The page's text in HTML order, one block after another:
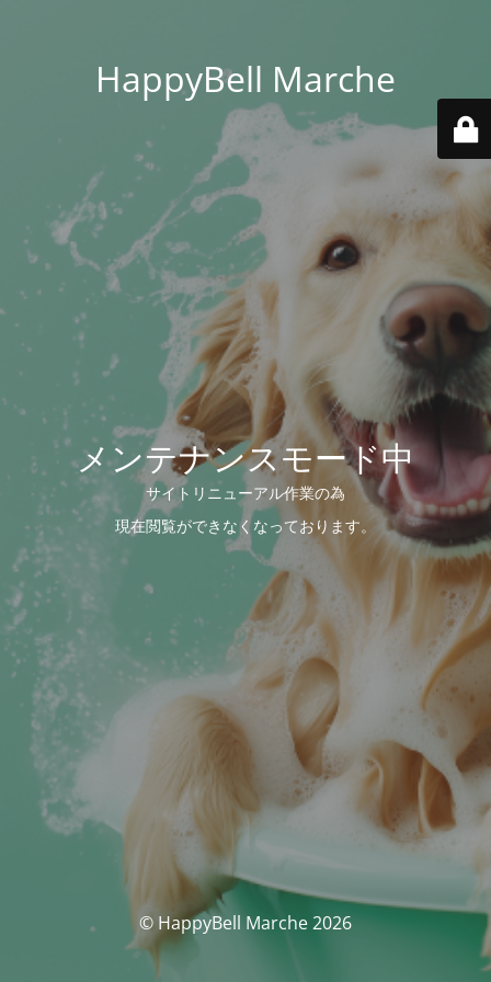
HappyBell Marche
メンテナンスモード中
サイトリニューアル作業の為
現在閲覧ができなくなっております。
© HappyBell Marche 2026